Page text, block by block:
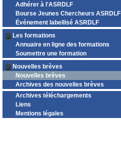
Adhérer à l'ASRDLF
Bourse Jeunes Chercheurs ASRDLF
Événement labellisé ASRDLF
Les formations
Annuaire en ligne des formations
Soumettre une formation
Nouvelles brèves
Nouvelles brèves
Archives des nouvelles brèves
Archives téléchargements
Liens
Mentions légales